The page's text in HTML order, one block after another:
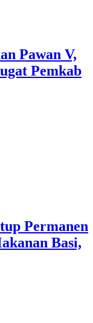
Pawan V,
Pemkab
Permanen
Basi,